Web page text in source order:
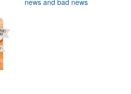
news and bad news